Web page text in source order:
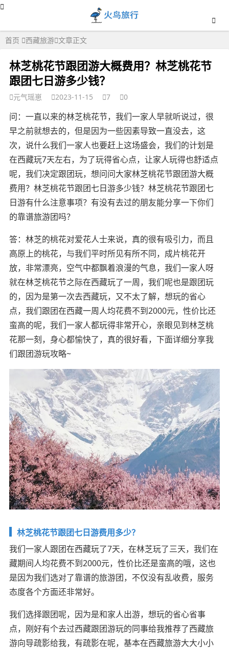
首页 西藏旅游 文章正文
林芝桃花节跟团游大概费用？林芝桃花节
跟团七日游多少钱？
元气瑶崽 2023-11-15 7 0
问：一直以来的林芝桃花节，我们一家人早就听说过，很
早之前就想去的，但是因为一些因素导致一直没去，这
次，说什么我们一家人也要赶上这场盛会，我们的计划是
在西藏玩7天左右，为了玩得省心点，让家人玩得也舒适点
呢，我们决定跟团玩，想问问大家林芝桃花节跟团游大概
费用？林芝桃花节跟团七日游多少钱？林芝桃花节跟团七
日游有什么注意事项？有没有去过的朋友能分享一下你们
的靠谱旅游团吗？
答：林芝的桃花对爱花人士来说，真的很有吸引力，而且
高原上的桃花，与我们平时所见有所不同，成片桃花开
放，非常漂亮，空气中都飘着浪漫的气息，我们一家人呀
就在林芝桃花节之际在西藏玩了一周，我们呢也是跟团玩
的，因为是第一次去西藏玩，又不太了解，想玩的省心
点，我们跟团在西藏一周人均花费不到2000元，性价比还
蛮高的呢，我们一家人都玩得非常开心，亲眼见到林芝桃
花那一刻，身心都愉快了，真的很好看，下面详细分享我
们跟团游玩攻略~
林芝桃花节跟团七日游费用多少？
我们一家人跟团在西藏玩了7天，在林芝玩了三天，我们在
藏期间人均花费不到2000元，性价比还是蛮高的哦，这也
是因为我们选对了靠谱的旅游团，不仅没有乱收费，服务
态度各个方面还非常好。
我们选择跟团呢，因为是和家人出游，想玩的省心省事
点，刚好有个去过西藏跟团游玩的同事给我推荐了西藏旅
游向导疏影给我，有疏影在呢，基本在西藏旅游大大小小